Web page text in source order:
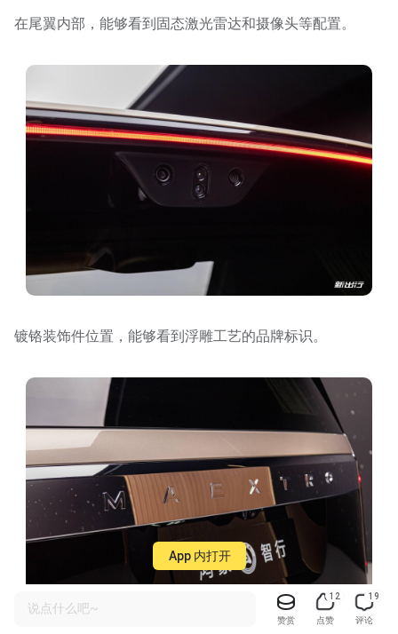
在尾翼内部，能够看到固态激光雷达和摄像头等配置。
镀铬装饰件位置，能够看到浮雕工艺的品牌标识。
App 内打开
说点什么吧~
赞赏
12
点赞
19
评论